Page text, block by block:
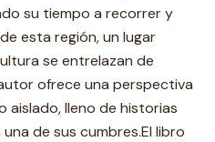
su tiempo a recorrer y
esta región, un lugar
se entrelazan de
ofrece una perspectiva
aislado, lleno de historias
de sus cumbres.El libro